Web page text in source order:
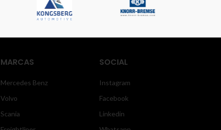
MARCAS
Mercedes Benz
Volvo
Scania
SOCIAL
Instagram
Facebook
Linkedin